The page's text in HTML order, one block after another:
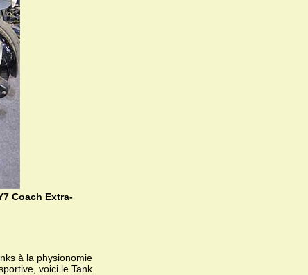
Coach Extra-
à la physionomie
voici le Tank